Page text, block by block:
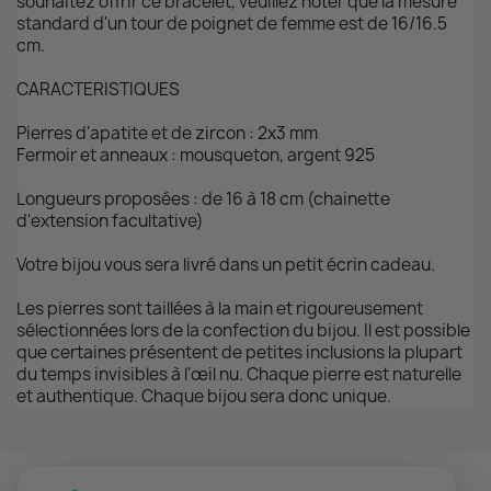
standard d'un tour de poignet de femme est de 16/16.5
cm.
CARACTERISTIQUES
Pierres d'apatite et de zircon : 2x3 mm
Fermoir et anneaux : mousqueton, argent 925
Longueurs proposées : de 16 à 18 cm (chainette
d'extension facultative)
Votre bijou vous sera livré dans un petit écrin cadeau.
Les pierres sont taillées à la main et rigoureusement
sélectionnées lors de la confection du bijou. Il est possible
que certaines présentent de petites inclusions la plupart
du temps invisibles à l'œil nu. Chaque pierre est naturelle
et authentique. Chaque bijou sera donc unique.